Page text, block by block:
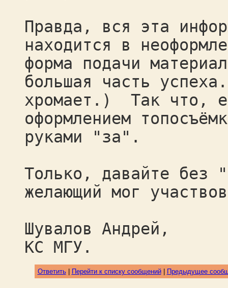
Правда, вся эта
находится в
форма подачи
большая часть
хромает.) Так что,
оформлением
руками "за".
Только, давайте без
желающий мог
Шувалов Андрей,
КС МГУ.
Ответить| Перейти к списку сообщений| Предыдущее